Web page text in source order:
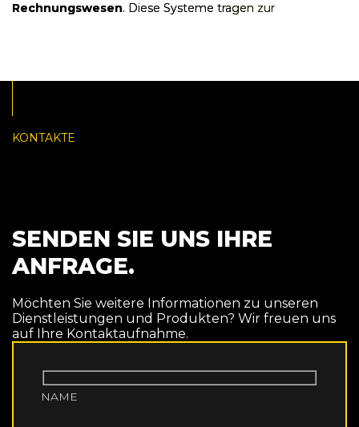
Rechnungswesen. Diese Systeme tragen zur
SENDEN SIE UNS IHRE
ANFRAGE.
Möchten Sie weitere Informationen zu unseren
Dienstleistungen und Produkten? Wir freuen uns
auf Ihre Kontaktaufnahme.
NAME
KONTAKTE